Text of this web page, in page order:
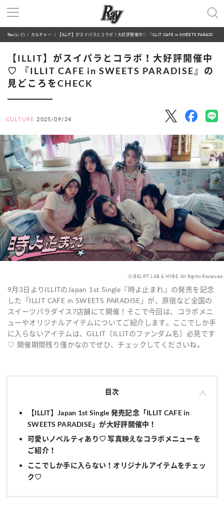
Ray(レイ) カルチャー 【ILLIT】がスイパラとコラボ！大好評開催中♡ 『ILLIT CAFE in SWEETS PARADISE』の見どころをCHECK
【ILLIT】がスイパラとコラボ！大好評開催中
♡ 『ILLIT CAFE in SWEETS PARADISE』の
見どころをCHECK
CULTURE 2025/09/24
ⓒ BELIFT LAB & HYBE. All Rights Reserved.
9月3日よりILLITのJapan 1st Single『時よ止まれ』の発売を記念
した「ILLIT CAFE in SWEETS PARADISE」が、原宿など全国の
スイーツパラダイス7店舗にて開催！そこで今回は、コラボメニ
ューやオリジナルアイテムについてご紹介します。ここでしか手
に入らないアイテムは、GLLIT（ILLITのファンダム名）必見です
♡ 開催期間残り僅かなのでぜひ、チェックしてくださいね。
目次
【ILLIT】Japan 1st Single 発売記念「ILLIT CAFE in
SWEETS PARADISE」が大好評開催中！
可愛いノベルティあり♡ 写真映えなコラボメニューを
ご紹介！
ここでしか手に入らない！オリジナルアイテムをチェッ
ク♡